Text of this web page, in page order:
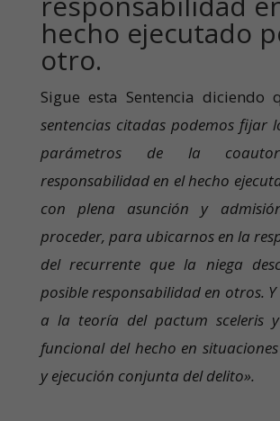
hecho ejecutado
otro.
Sigue esta Sentencia diciendo
sentencias citadas podemos fijar
parámetros de la
responsabilidad en el hecho
con plena asunción y
proceder, para ubicarnos en la
del recurrente que la niega
posible responsabilidad en otros. Y
a la teoría del pactum sceleris
funcional del hecho en
y ejecución conjunta del delito».